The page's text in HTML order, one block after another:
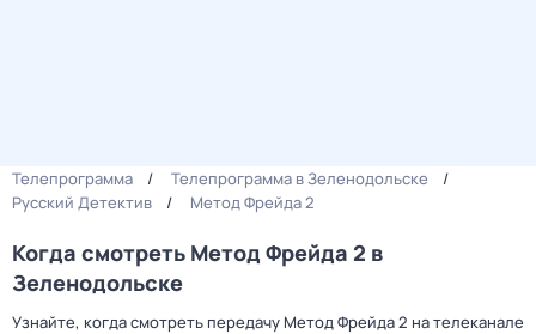
Телепрограмма
Телепрограмма в Зеленодольске
Русский Детектив
Метод Фрейда 2
Когда смотреть Метод Фрейда 2 в
Зеленодольске
Узнайте, когда смотреть передачу Метод Фрейда 2 на телеканале